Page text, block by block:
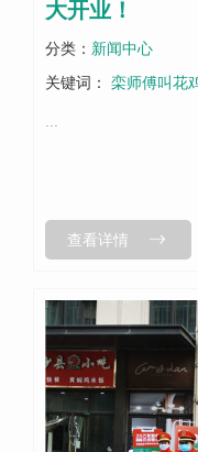
大开业！
分类： 新闻中心
关键词：
栾师傅叫花
查看详情